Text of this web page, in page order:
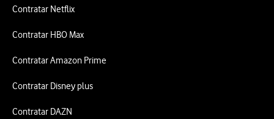
Contratar Netflix
Contratar HBO Max
Contratar Amazon Prime
Contratar Disney plus
Contratar DAZN